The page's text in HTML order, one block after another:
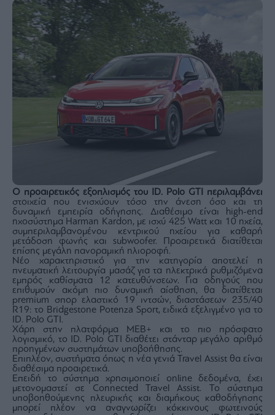
Ο προαιρετικός εξοπλισμός του ID. Polo GTI περιλαμβάνει
στοιχεία που ενισχύουν τόσο την άνεση όσο και τη
δυναμική εμπειρία οδήγησης. Διαθέσιμο είναι high-end
ηχοσύστημα Harman Kardon, με ισχύ 425 Watt και 10 ηχεία,
συμπεριλαμβανομένου κεντρικού ηχείου για καθαρή
μετάδοση φωνής και subwoofer. Προαιρετικά διατίθεται
επίσης μεγάλη πανοραμική ηλιοροφή.
Νέο χαρακτηριστικό για την κατηγορία αποτελεί η
πνευματική λειτουργία μασάζ για τα ηλεκτρικά ρυθμιζόμενα
εμπρός καθίσματα 12 κατευθύνσεων. Για οδηγούς που
επιθυμούν ακόμη πιο δυναμική αίσθηση, θα διατίθεται
premium σπορ ελαστικό 19 ιντσών, διαστάσεων 235/40
R19: το Bridgestone Potenza Sport, ειδικά εξελιγμένο για το
ID. Polo GTI.
Χάρη στην πλατφόρμα MEB+ και το πιο πρόσφατο
λογισμικό, το ID. Polo GTI διαθέτει στάνταρ μεγάλο αριθμό
προηγμένων συστημάτων υποβοήθησης.
Επιπλέον, συστήματα όπως η νέα γενιά Travel Assist θα είναι
διαθέσιμα προαιρετικά.
Επειδή το σύστημα χρησιμοποιεί online δεδομένα, έχει
μετονομαστεί σε Connected Travel Assist. Το σύστημα
υποβοηθούμενης πλευρικής και διαμήκους καθοδήγησης
μπορεί πλέον να αναγνωρίζει κόκκινους φωτεινούς